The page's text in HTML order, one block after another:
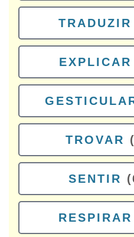
TRADUZIR
EXPLICAR
TROVAR
SENTIR
RESPIRAR